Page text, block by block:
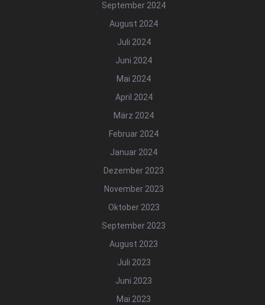
September 2024
August 2024
Juli 2024
Juni 2024
Mai 2024
April 2024
März 2024
Februar 2024
Januar 2024
Dezember 2023
November 2023
Oktober 2023
September 2023
August 2023
Juli 2023
Juni 2023
Mai 2023